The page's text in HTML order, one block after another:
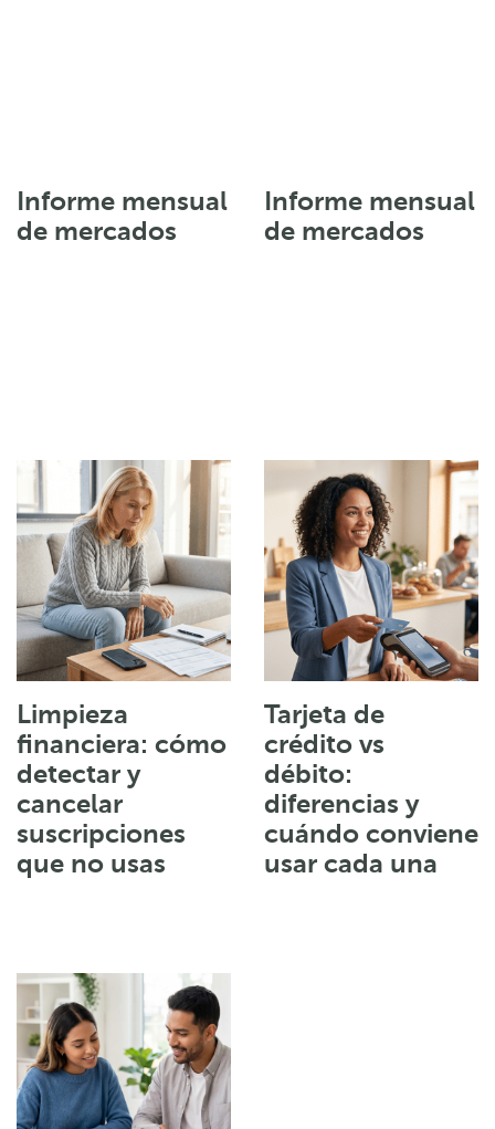
Informe mensual
de mercados
Informe mensual
de mercados
Limpieza
financiera: cómo
detectar y
cancelar
suscripciones
que no usas
Tarjeta de
crédito vs
débito:
diferencias y
cuándo conviene
usar cada una